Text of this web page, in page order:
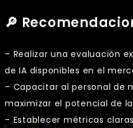
🔎
– Realizar una evaluación
de IA disponibles en el
– Capacitar al personal de
maximizar el potencial de
– Establecer métricas